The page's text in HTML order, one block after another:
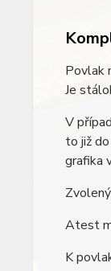
Povlak
Je
V
to již
grafika
Atest
K